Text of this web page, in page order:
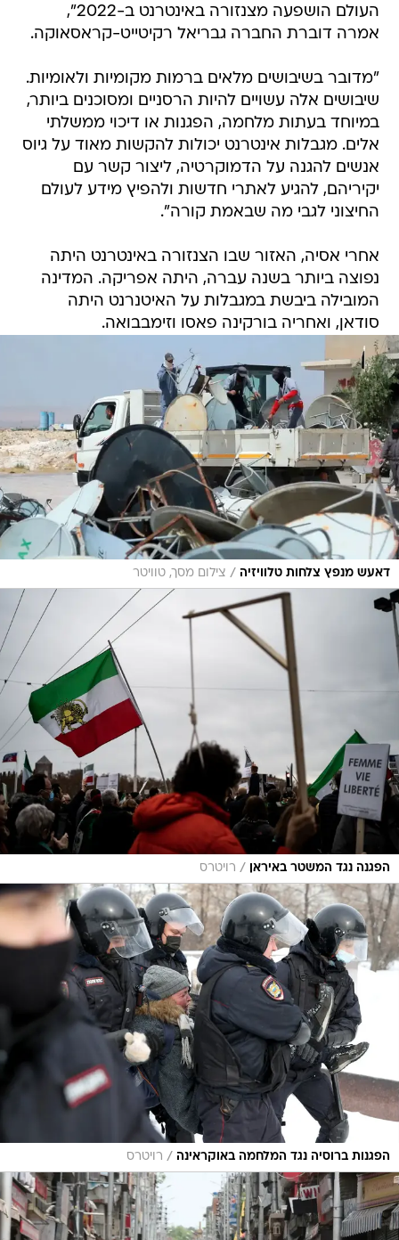
העולם הושפעה מצנזורה באינטרנט ב-2022",
אמרה דוברת החברה גבריאל רקיטייט-קראסאוקה.
"מדובר בשיבושים מלאים ברמות מקומיות ולאומיות.
שיבושים אלה עשויים להיות הרסניים ומסוכנים ביותר,
במיוחד בעתות מלחמה, הפגנות או דיכוי ממשלתי
אלים. מגבלות אינטרנט יכולות להקשות מאוד על גיוס
אנשים להגנה על הדמוקרטיה, ליצור קשר עם
יקיריהם, להגיע לאתרי חדשות ולהפיץ מידע לעולם
החיצוני לגבי מה שבאמת קורה".
אחרי אסיה, האזור שבו הצנזורה באינטרנט היתה
נפוצה ביותר בשנה עברה, היתה אפריקה. המדינה
המובילה ביבשת במגבלות על האיטנרנט היתה
סודאן, ואחריה בורקינה פאסו וזימבבואה.
דאעש מנפץ צלחות טלוויזיה / צילום מסך, טוויטר
הפגנה נגד המשטר באיראן / רויטרס
הפגנות ברוסיה נגד המלחמה באוקראינה / רויטרס